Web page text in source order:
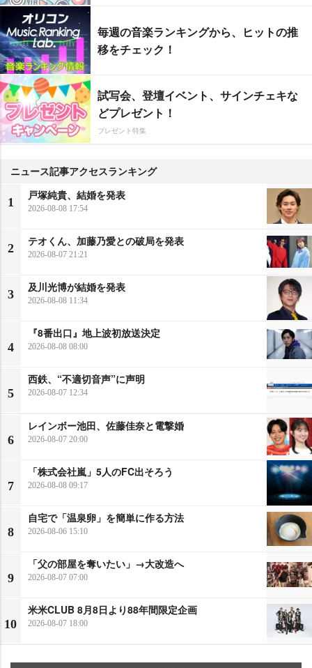
毎週の音楽ランキングから、ヒットの推
移をチェック！
試写会、登壇イベント、サインチェキな
どプレゼント！
プレゼント特集
ニュース記事アクセスランキング
1
戸塚純貴、結婚を発表
2026-08-08 17:54
2
テオくん、加藤乃愛との破局を発表
2026-08-07 21:21
3
及川光博が結婚を発表
2026-08-08 11:34
4
『8番出口』地上波初放送決定
2026-08-08 08:00
5
西鉄、“不適切音声”に声明
2026-08-07 12:34
6
レインボー池田、佐藤佳奈と電撃婚
2026-08-07 20:00
7
「株式会社嵐」5人のFC出そろう
2026-08-08 09:17
8
自宅で「温泉卵」を簡単に作る方法
2026-08-06 15:10
9
「父の部屋を奪いたい」→大改造へ
2026-08-07 07:00
10
米米CLUB 8月8日より88年間限定企画
2026-08-07 18:00